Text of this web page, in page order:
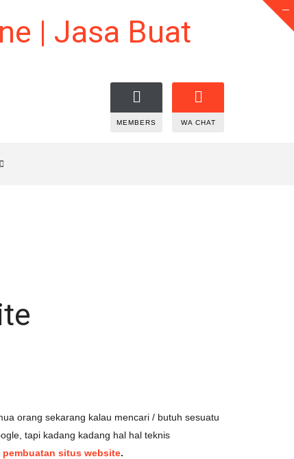
MEMBERS WA CHAT
orang sekarang kalau mencari / butuh sesuatu
tapi kadang kadang hal hal teknis
pembuatan situs website.